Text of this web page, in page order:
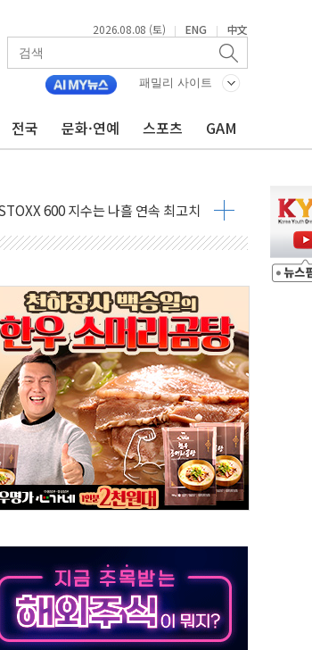
2026.08.08 (토) | ENG | 中文
패밀리 사이트
전국 문화·연예 스포츠 GAM
자체 억지력 강화
향
승
레이드데스크·웬디스↓
총력"